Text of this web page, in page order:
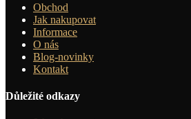
Obchod
Jak nakupovat
Informace
O nás
Blog-novinky
Kontakt
Důležité odkazy